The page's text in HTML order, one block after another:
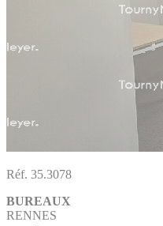
Réf. 35.3078
BUREAUX
RENNES